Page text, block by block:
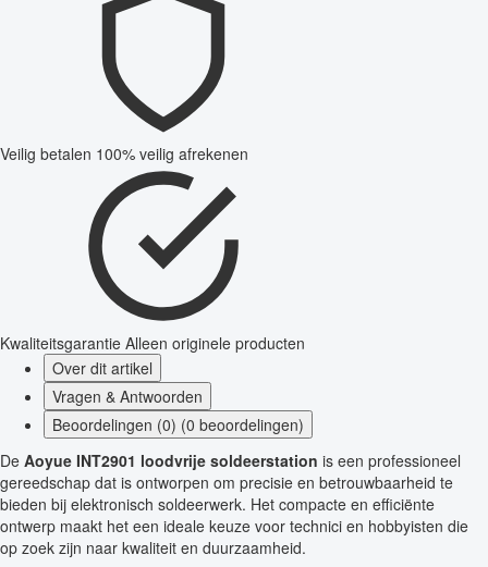
Veilig betalen 100% veilig afrekenen
Kwaliteitsgarantie Alleen originele producten
Over dit artikel
Vragen & Antwoorden
Beoordelingen (0) (0 beoordelingen)
De Aoyue INT2901 loodvrije soldeerstation is een professioneel
gereedschap dat is ontworpen om precisie en betrouwbaarheid te
bieden bij elektronisch soldeerwerk. Het compacte en efficiënte
ontwerp maakt het een ideale keuze voor technici en hobbyisten die
op zoek zijn naar kwaliteit en duurzaamheid.